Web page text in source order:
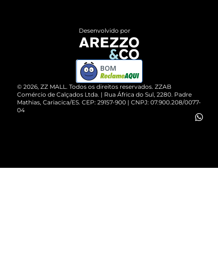
ZZ MALL é confiável
Cartão Presente
Vendas Corporativas
Devolução do Produto
Compre pelo WhatsApp
© 2026, ZZ MALL. Todos os direitos reservados. ZZAB
Comércio de Calçados Ltda. | Rua África do Sul, 2280. Padre
Mathias, Cariacica/ES. CEP: 29157-900 | CNPJ: 07.900.208/0077-
04
Desenvolvido por
BOM